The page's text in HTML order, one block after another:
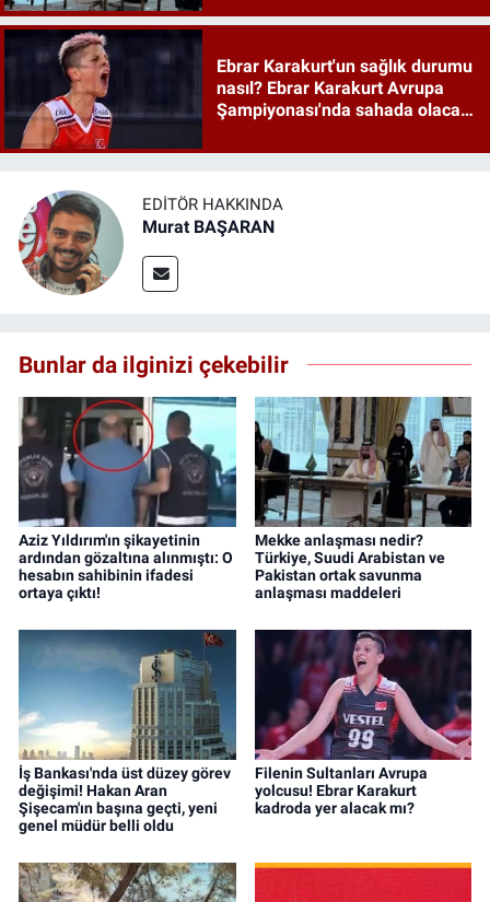
Ebrar Karakurt'un sağlık durumu
nasıl? Ebrar Karakurt Avrupa
Şampiyonası'nda sahada olacak
EDITÖR HAKKINDA
Murat BAŞARAN
Bunlar da ilginizi çekebilir
Aziz Yıldırım'ın şikayetinin
ardından gözaltına alınmıştı: O
hesabın sahibinin ifadesi
ortaya çıktı!
Mekke anlaşması nedir?
Türkiye, Suudi Arabistan ve
Pakistan ortak savunma
anlaşması maddeleri
İş Bankası'nda üst düzey görev
değişimi! Hakan Aran
Şişecam'ın başına geçti, yeni
genel müdür belli oldu
Filenin Sultanları Avrupa
yolcusu! Ebrar Karakurt
kadroda yer alacak mı?